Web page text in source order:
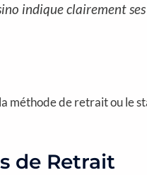
indique clairement ses
méthode de retrait ou le
de Retrait